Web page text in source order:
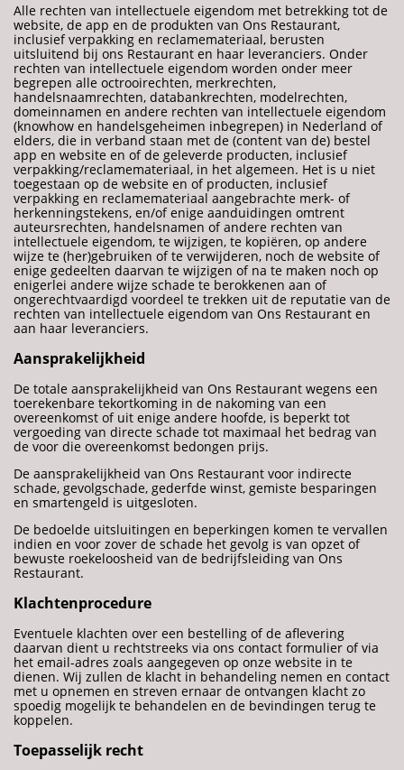
Alle rechten van intellectuele eigendom met betrekking tot de
website, de app en de produkten van Ons Restaurant,
inclusief verpakking en reclamemateriaal, berusten
uitsluitend bij ons Restaurant en haar leveranciers. Onder
rechten van intellectuele eigendom worden onder meer
begrepen alle octrooirechten, merkrechten,
handelsnaamrechten, databankrechten, modelrechten,
domeinnamen en andere rechten van intellectuele eigendom
(knowhow en handelsgeheimen inbegrepen) in Nederland of
elders, die in verband staan met de (content van de) bestel
app en website en of de geleverde producten, inclusief
verpakking/reclamemateriaal, in het algemeen. Het is u niet
toegestaan op de website en of producten, inclusief
verpakking en reclamemateriaal aangebrachte merk- of
herkenningstekens, en/of enige aanduidingen omtrent
auteursrechten, handelsnamen of andere rechten van
intellectuele eigendom, te wijzigen, te kopiëren, op andere
wijze te (her)gebruiken of te verwijderen, noch de website of
enige gedeelten daarvan te wijzigen of na te maken noch op
enigerlei andere wijze schade te berokkenen aan of
ongerechtvaardigd voordeel te trekken uit de reputatie van de
rechten van intellectuele eigendom van Ons Restaurant en
aan haar leveranciers.
Aansprakelijkheid
De totale aansprakelijkheid van Ons Restaurant wegens een
toerekenbare tekortkoming in de nakoming van een
overeenkomst of uit enige andere hoofde, is beperkt tot
vergoeding van directe schade tot maximaal het bedrag van
de voor die overeenkomst bedongen prijs.
De aansprakelijkheid van Ons Restaurant voor indirecte
schade, gevolgschade, gederfde winst, gemiste besparingen
en smartengeld is uitgesloten.
De bedoelde uitsluitingen en beperkingen komen te vervallen
indien en voor zover de schade het gevolg is van opzet of
bewuste roekeloosheid van de bedrijfsleiding van Ons
Restaurant.
Klachtenprocedure
Eventuele klachten over een bestelling of de aflevering
daarvan dient u rechtstreeks via ons contact formulier of via
het email-adres zoals aangegeven op onze website in te
dienen. Wij zullen de klacht in behandeling nemen en contact
met u opnemen en streven ernaar de ontvangen klacht zo
spoedig mogelijk te behandelen en de bevindingen terug te
koppelen.
Toepasselijk recht